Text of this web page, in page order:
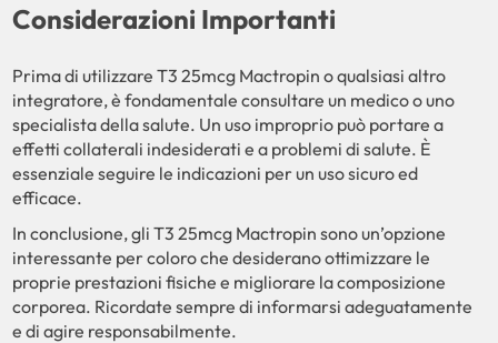
Considerazioni Importanti
Prima di utilizzare T3 25mcg Mactropin o qualsiasi altro
integratore, è fondamentale consultare un medico o uno
specialista della salute. Un uso improprio può portare a
effetti collaterali indesiderati e a problemi di salute. È
essenziale seguire le indicazioni per un uso sicuro ed
efficace.
In conclusione, gli T3 25mcg Mactropin sono un’opzione
interessante per coloro che desiderano ottimizzare le
proprie prestazioni fisiche e migliorare la composizione
corporea. Ricordate sempre di informarsi adeguatamente
e di agire responsabilmente.